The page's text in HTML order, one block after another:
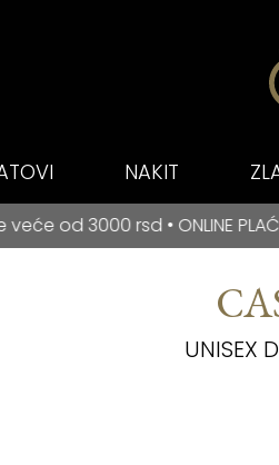
NAKIT
• ONLINE PLAĆANJE NA
PLAĆANJE NA RATE ZA
UNISEX